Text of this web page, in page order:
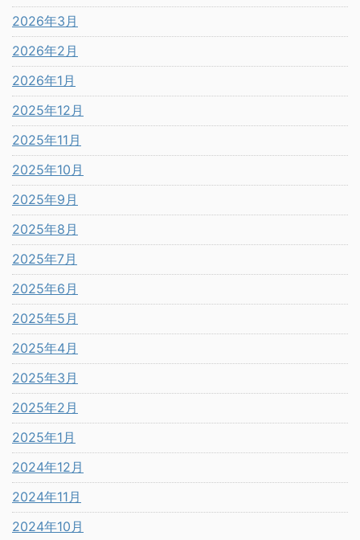
2026年3月
2026年2月
2026年1月
2025年12月
2025年11月
2025年10月
2025年9月
2025年8月
2025年7月
2025年6月
2025年5月
2025年4月
2025年3月
2025年2月
2025年1月
2024年12月
2024年11月
2024年10月